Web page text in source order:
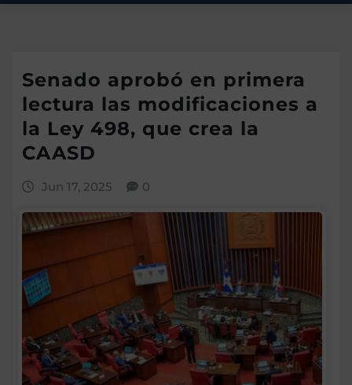
Senado aprobó en primera
lectura las modificaciones a
la Ley 498, que crea la
CAASD
Jun 17, 2025 0